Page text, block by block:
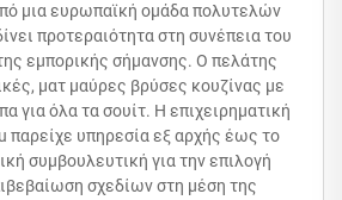
μια ευρωπαϊκή ομάδα πολυτελών
προτεραιότητα στη συνέπεια του
εμπορικής σήμανσης. Ο πελάτης
ματ μαύρες βρύσες κουζίνας με
για όλα τα σουίτ. Η επιχειρηματική
παρείχε υπηρεσία εξ αρχής έως το
συμβουλευτική για την επιλογή
σχεδίων στη μέση της